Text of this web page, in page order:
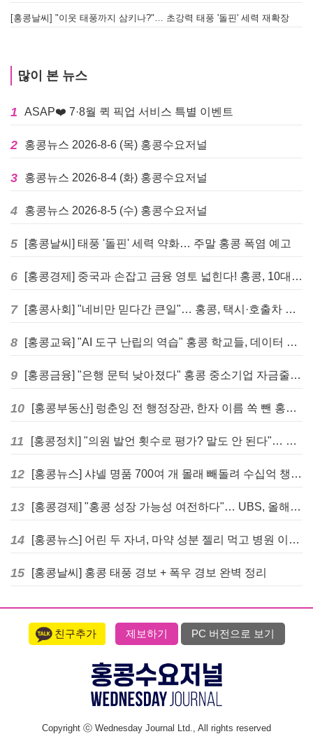
[홍콩날씨] "이웃 태풍까지 삼키나?"… 초강력 태풍 '돌핀' 세력 재확장
많이 본 뉴스
1 ASAP❤️ 7·8월 퀵 픽업 서비스 특별 이벤트
2 홍콩뉴스 2026-8-6 (목) 홍콩수요저널
3 홍콩뉴스 2026-8-4 (화) 홍콩수요저널
4 홍콩뉴스 2026-8-5 (수) 홍콩수요저널
5 [홍콩날씨] 태풍 '돌핀' 세력 약화… 주말 홍콩 폭염 예고
6 [홍콩경제] 중국과 손잡고 금융 영토 넓힌다! 홍콩, 10대 신규 정책 발표
7 [홍콩사회] "네비만 믿다간 큰일"… 홍콩, 택시·호출차 통합 시험 도입하며 규제 본격화
8 [홍콩교육] "AI 도구 난립의 역습" 홍콩 학교들, 데이터 고립에 교육 효과 평가 비상
9 [홍콩금융] "은행 문턱 낮아졌다" 홍콩 중소기업 자금줄 숨통 트이나… HKMA "2분기 신용 조건 안정적"
10 [홍콩부동산] 렁춘잉 전 행정장관, 한자 이름 쏙 뺀 홍콩 고급 아파트 단지들에 쓴소리
11 [홍콩정치] "의원 발언 횟수로 평가? 말도 안 된다"… 홍콩 입법회 의장의 일침
12 [홍콩뉴스] 샤넬 명품 700여 개 몰래 빼돌려 수십억 챙긴 직원 4년~7년형 선고
13 [홍콩경제] "홍콩 성장 가능성 여전하다"… UBS, 올해 홍콩 GDP 성장률 전망치 4.5%로 대폭 상향
14 [홍콩뉴스] 어린 두 자녀, 마약 성분 젤리 먹고 병원 이송… 어머니와 친척 체포
15 [홍콩날씨] 홍콩 태풍 경보 + 폭우 경보 완벽 정리
친구추가 제보하기 PC 버전으로 보기
Copyright ⓒ Wednesday Journal Ltd., All rights reserved